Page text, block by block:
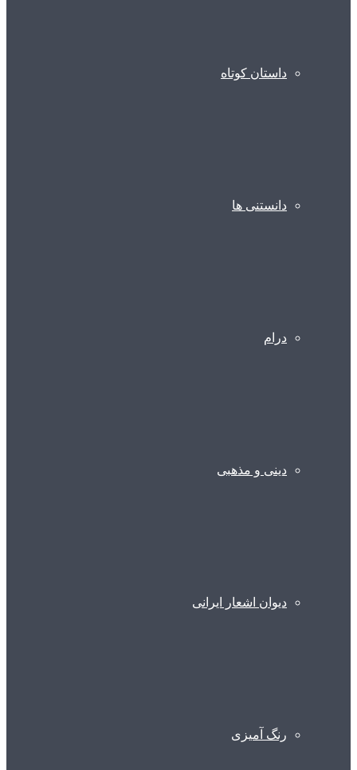
داستان کوتاه
دانستنی ها
درام
دینی و مذهبی
دیوان اشعار ایرانی
رنگ آمیزی